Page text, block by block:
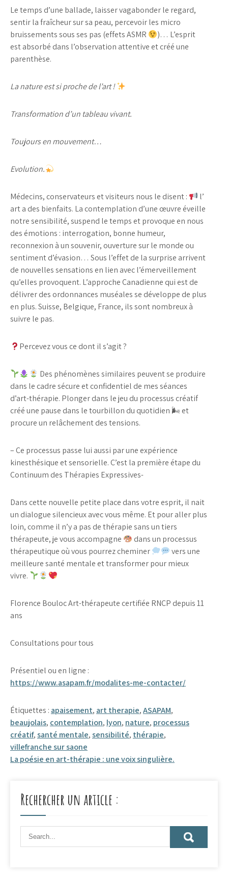
Le temps d’une ballade, laisser vagabonder le regard,
sentir la fraîcheur sur sa peau, percevoir les micro
bruissements sous ses pas (effets ASMR
)… L’esprit
est absorbé dans l’observation attentive et créé une
parenthèse.
La nature est si proche de l’art !
Transformation d’un tableau vivant.
Toujours en mouvement…
Evolution.
Médecins, conservateurs et visiteurs nous le disent :
l’
art a des bienfaits. La contemplation d’une œuvre éveille
notre sensibilité, suspend le temps et provoque en nous
des émotions : interrogation, bonne humeur,
reconnexion à un souvenir, ouverture sur le monde ou
sentiment d’évasion… Sous l’effet de la surprise arrivent
de nouvelles sensations en lien avec l’émerveillement
qu’elles provoquent. L’approche Canadienne qui est de
délivrer des ordonnances muséales se développe de plus
en plus. Suisse, Belgique, France, ils sont nombreux à
suivre le pas.
Percevez vous ce dont il s’agit ?
Des phénomènes similaires peuvent se produire
dans le cadre sécure et confidentiel de mes séances
d’art-thérapie. Plonger dans le jeu du processus créatif
créé une pause dans le tourbillon du quotidien 🌬 et
procure un relâchement des tensions.
– Ce processus passe lui aussi par une expérience
kinesthésique et sensorielle. C’est la première étape du
Continuum des Thérapies Expressives-
Dans cette nouvelle petite place dans votre esprit, il nait
un dialogue silencieux avec vous même. Et pour aller plus
loin, comme il n’y a pas de thérapie sans un tiers
thérapeute, je vous accompagne
dans un processus
thérapeutique où vous pourrez cheminer
vers une
meilleure santé mentale et transformer pour mieux
vivre.
Florence Bouloc Art-thérapeute certifiée RNCP depuis 11
ans
Consultations pour tous
Présentiel ou en ligne :
https://www.asapam.fr/modalites-me-contacter/
Étiquettes : apaisement, art therapie,ASAPAM,
beaujolais, contemplation, lyon, nature, processus
créatif,santé mentale,sensibilité, thérapie,
villefranche sur saone
Navigation
l’article
La poésie en art-thérapie : une voix singulière.
Rechercher un article :